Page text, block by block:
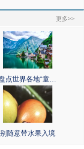
更多>>
点世界各地“童…
别随意带水果入境